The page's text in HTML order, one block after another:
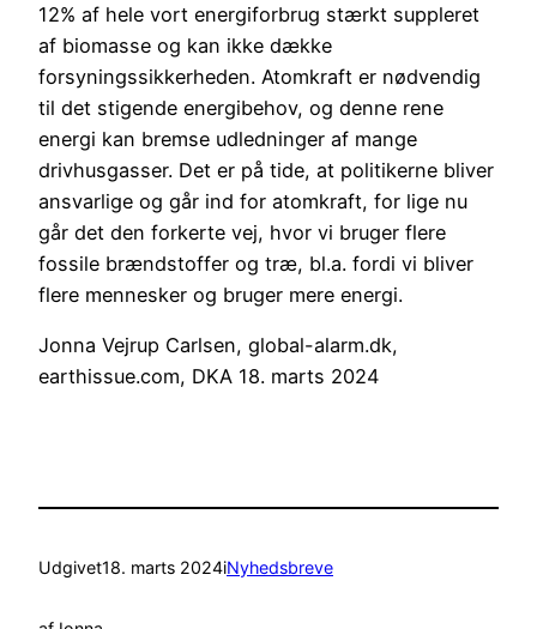
12% af hele vort energiforbrug stærkt suppleret
af biomasse og kan ikke dække
forsyningssikkerheden. Atomkraft er nødvendig
til det stigende energibehov, og denne rene
energi kan bremse udledninger af mange
drivhusgasser. Det er på tide, at politikerne bliver
ansvarlige og går ind for atomkraft, for lige nu
går det den forkerte vej, hvor vi bruger flere
fossile brændstoffer og træ, bl.a. fordi vi bliver
flere mennesker og bruger mere energi.
Jonna Vejrup Carlsen, global-alarm.dk,
earthissue.com, DKA 18. marts 2024
Udgivet18. marts 2024iNyhedsbreve